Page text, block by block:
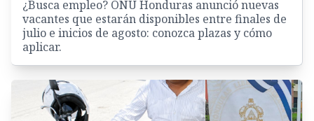
¿Busca empleo? ONU Honduras anunció nuevas
vacantes que estarán disponibles entre finales de
julio e inicios de agosto: conozca plazas y cómo
aplicar.